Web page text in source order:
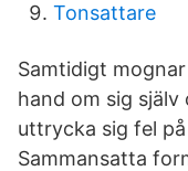
Tonsattare
Samtidigt
hand om sig
uttrycka sig fel
Sammansatta